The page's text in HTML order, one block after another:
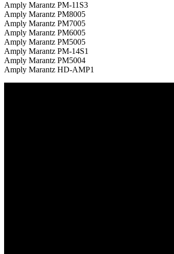
Amply Marantz PM-11S3
Amply Marantz PM8005
Amply Marantz PM7005
Amply Marantz PM6005
Amply Marantz PM5005
Amply Marantz PM-14S1
Amply Marantz PM5004
Amply Marantz HD-AMP1